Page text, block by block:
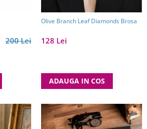
200 Lei
Olive Branch Leaf Diamonds Brosa
128 Lei
ADAUGA IN COS